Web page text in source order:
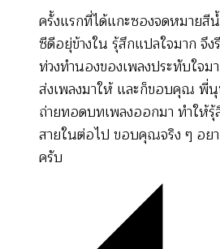
ครั้งแรกที่ได้แกะซองจดหมาย
ซีดีอยุ่ข้างใน รุ้สึกแปลใจมาก จึ
ท่วงทำนองของเพลงประทับใ
ส่งเพลงมาให้ และก็ขอบคุณ พี่
ถ่ายทอดบทเพลงออกมา ทำให้รุ้
สายในต่อไป ขอบคุณจริง ๆ อย
ครับ